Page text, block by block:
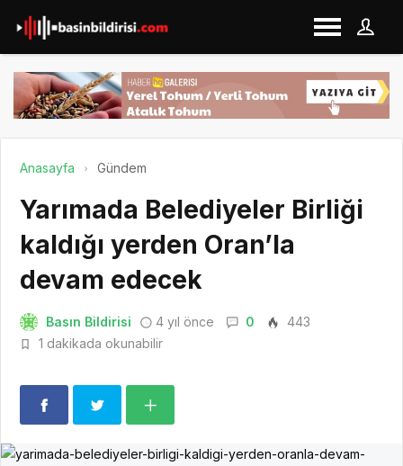
Anasayfa Gündem
Yarımada Belediyeler Birliği
kaldığı yerden Oran’la
devam edecek
Basın Bildirisi 4 yıl önce 0
443
1 dakikada okunabilir